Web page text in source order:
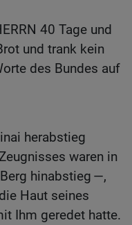
40 Tage und
und trank kein
des Bundes auf
herabstieg
waren in
hinabstieg —,
Haut seines
Ihm geredet hatte.